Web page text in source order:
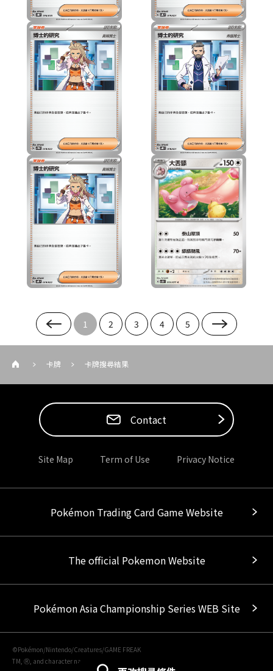
1 2 3 4 5
卡牌 卡牌搜尋結果
Contact
Site Map Term of Use Privacy Notice
Pokémon Trading Card Game Website
The official Pokemon Website
Pokémon Asia Championship Series WEB Site
©Pokémon/Nintendo/Creatures/GAME FREAK
TM, Ⓡ, and character names are trademarks of Nintendo.